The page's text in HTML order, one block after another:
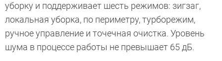
уборку и поддерживает шесть режимов: зигзаг,
локальная уборка, по периметру, турборежим,
ручное управление и точечная очистка. Уровень
шума в процессе работы не превышает 65 дБ.